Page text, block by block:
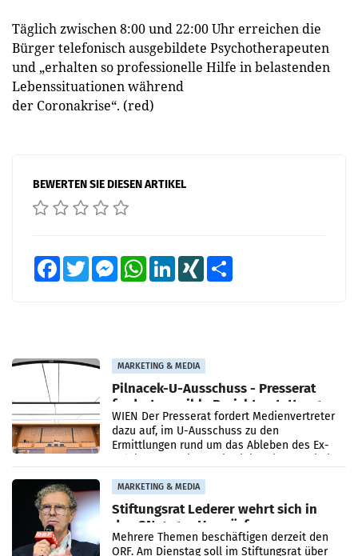
Täglich zwischen 8:00 und 22:00 Uhr erreichen die
Bürger telefonisch ausgebildete Psychotherapeuten
und „erhalten so professionelle Hilfe in belastenden
Lebenssituationen während
der Coronakrise“. (red)
BEWERTEN SIE DIESEN ARTIKEL
FacebookTwitter MessengerWhatsAppLinkedInXING
MARKETING & MEDIA
Pilnacek-U-Ausschuss - Presserat
fordert sensible Berichterstattung
WIEN Der Presserat fordert Medienvertreter
dazu auf, im U-Ausschuss zu den
Ermittlungen rund um das Ableben des Ex-
MARKETING & MEDIA
Stiftungsrat Lederer wehrt sich in
den SN gegen Vorwürfe
Mehrere Themen beschäftigen derzeit den
ORF. Am Dienstag soll im Stiftungsrat über